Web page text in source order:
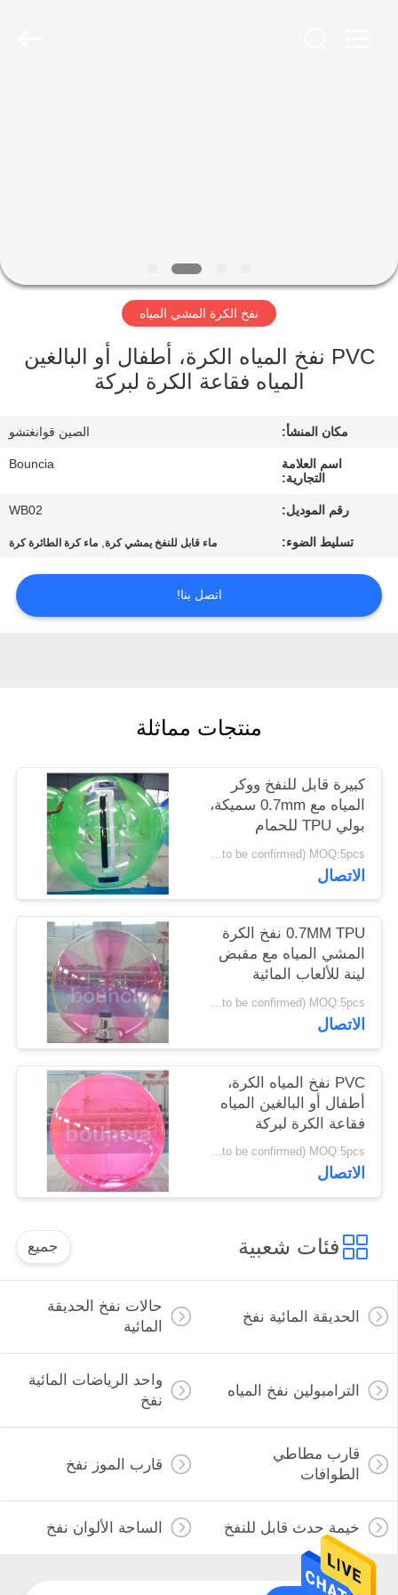
معلومات
المعمل
مراقبة
الجودة
اتصل
بنا
خريطة
الموقع
PRIVACY
POLICY
نفخ الكرة المشي المياه
PVC نفخ المياه الكرة، أطفال أو البالغين
المياه فقاعة الكرة لبركة
مكان المنشأ: الصين قوانغتشو
اسم العلامة
التجارية:
Bouncia
رقم الموديل: WB02
تسليط الضوء: ماء قابل للنفخ يمشي كرة, ماء كرة الطائرة كرة
اتصل بنا!
منتجات مماثلة
كبيرة قابل للنفخ ووكر
المياه مع 0.7mm سميكة،
بولي TPU للحمام
USD237-290/piece( price just for reference, detailed prices need to be confirmed) MOQ:5pcs
الاتصال
0.7MM TPU نفخ الكرة
المشي المياه مع مقبض
لينة للألعاب المائية
USD210-300/piece( price just for reference, detailed prices need to be confirmed) MOQ:5pcs
الاتصال
PVC نفخ المياه الكرة،
أطفال أو البالغين المياه
فقاعة الكرة لبركة
USD130-168/piece( price just for reference, detailed prices need to be confirmed) MOQ:5pcs
الاتصال
فئات شعبية جميع
الحديقة المائية نفخ
حالات نفخ الحديقة
المائية
الترامبولين نفخ المياه
واحد الرياضات المائية
نفخ
قارب مطاطي
الطوافات
قارب الموز نفخ
خيمة حدث قابل للنفخ الساحة الألوان نفخ